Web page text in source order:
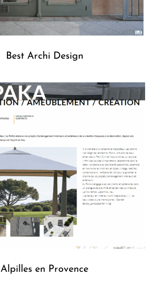
Best Archi Design
Alpilles en Provence